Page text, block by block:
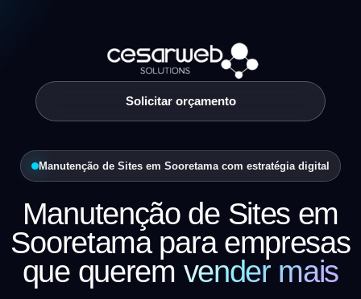
Solicitar orçamento
Manutenção de Sites em Sooretama com estratégia digital
Manutenção de Sites em
Sooretama para empresas
que querem vender mais